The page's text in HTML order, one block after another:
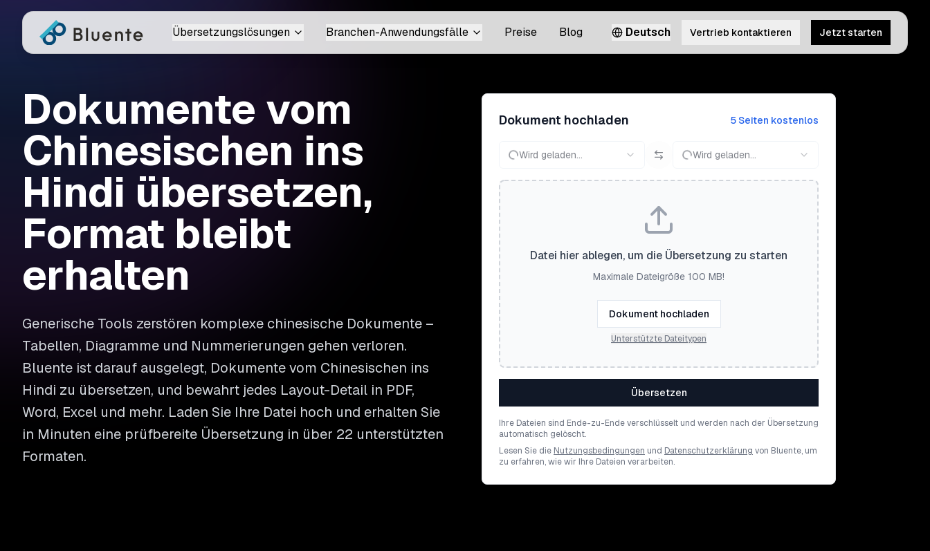
Übersetzungslösungen Branchen-Anwendungsfälle Preise Blog Deutsch Vertrieb kontaktieren Jetzt starten
Dokumente vom
Chinesischen ins
Hindi übersetzen,
Format bleibt
erhalten
Generische Tools zerstören komplexe chinesische Dokumente –
Tabellen, Diagramme und Nummerierungen gehen verloren.
Bluente ist darauf ausgelegt, Dokumente vom Chinesischen ins
Hindi zu übersetzen, und bewahrt jedes Layout-Detail in PDF,
Word, Excel und mehr. Laden Sie Ihre Datei hoch und erhalten Sie
in Minuten eine prüfbereite Übersetzung in über 22 unterstützten
Formaten.
Dokument hochladen 5 Seiten kostenlos
Wird geladen... Wird geladen...
Datei hier ablegen, um die Übersetzung zu starten
Maximale Dateigröße 100 MB!
Dokument hochladen
Unterstützte Dateitypen
Übersetzen
Ihre Dateien sind Ende-zu-Ende verschlüsselt und werden nach der Übersetzung
automatisch gelöscht.
Lesen Sie die Nutzungsbedingungen und Datenschutzerklärung von Bluente, um
zu erfahren, wie wir Ihre Dateien verarbeiten.